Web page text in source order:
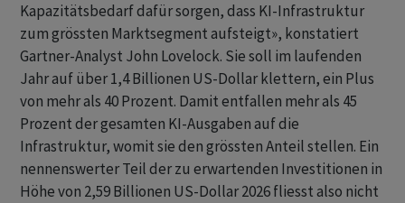
Kapazitätsbedarf dafür sorgen, dass KI-Infrastruktur
zum grössten Marktsegment aufsteigt», konstatiert
Gartner-Analyst John Lovelock. Sie soll im laufenden
Jahr auf über 1,4 Billionen US-Dollar klettern, ein Plus
von mehr als 40 Prozent. Damit entfallen mehr als 45
Prozent der gesamten KI-Ausgaben auf die
Infrastruktur, womit sie den grössten Anteil stellen. Ein
nennenswerter Teil der zu erwartenden Investitionen in
Höhe von 2,59 Billionen US-Dollar 2026 fliesst also nicht